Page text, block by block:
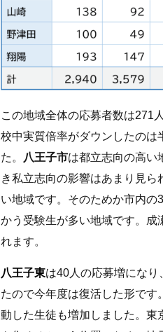
この地域全体の応募者数は271
校中実質倍率がダウンしたのは
た。
八王子市は都立志向の高い
き私立志向の影響はあまり見ら
い地域です。そのためか市内の
かう受験生が多い地域です。成
れます。
八王子東は40人の応募増にな
たので今年度は復活した形で
動した生徒も増加しました。東